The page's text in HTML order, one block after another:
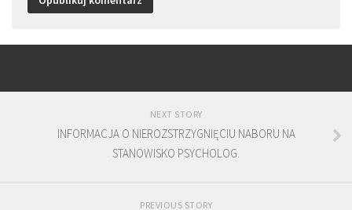
NEXT STORY
INFORMACJA O NIEROZSTRZYGNIĘCIU NABORU NA
STANOWISKO PSYCHOLOG.
PREVIOUS STORY